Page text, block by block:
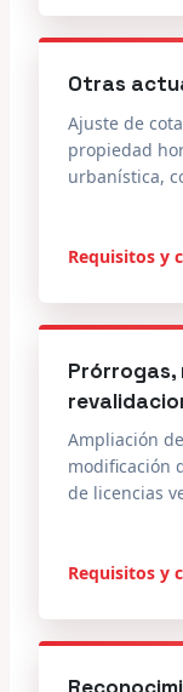
Otras
Ajuste de
propiedad
urbanística,
Requisitos y
Prórrogas,
Ampliación
modificación
de licencias
Requisitos y